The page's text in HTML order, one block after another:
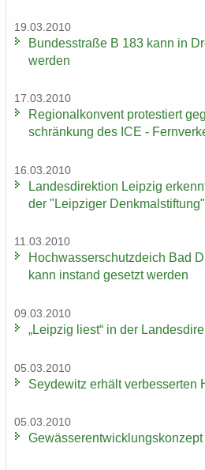
19.03.2010
Bun­des­stra­ße B 183 kann in
wer­den
17.03.2010
Re­gio­nal­kon­vent pro­tes­tiert
schrän­kung des ICE -
16.03.2010
Lan­des­di­rek­ti­on Leip­zig
der "Leip­zi­ger
11.03.2010
Hoch­was­ser­schutz­deich Bad
kann in­stand ge­setzt wer­den
09.03.2010
„Leip­zig liest“ in der
05.03.2010
Sey­de­witz er­hält ver­bes­ser­ten
05.03.2010